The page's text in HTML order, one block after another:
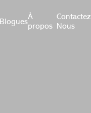
Blogues
À
propos
Contactez
Nous